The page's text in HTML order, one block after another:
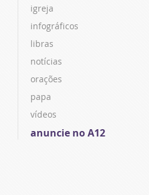
igreja
infográficos
libras
notícias
orações
papa
vídeos
anuncie no A12